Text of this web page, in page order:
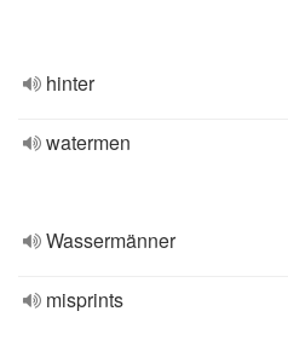
hinter
watermen
Wassermänner
misprints